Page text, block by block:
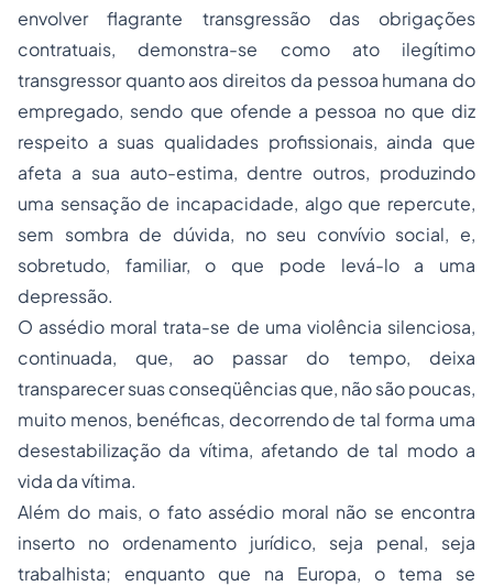
envolver flagrante transgressão das obrigações
contratuais, demonstra-se como ato ilegítimo
transgressor quanto aos direitos da pessoa humana do
empregado, sendo que ofende a pessoa no que diz
respeito a suas qualidades profissionais, ainda que
afeta a sua auto-estima, dentre outros, produzindo
uma sensação de incapacidade, algo que repercute,
sem sombra de dúvida, no seu convívio social, e,
sobretudo, familiar, o que pode levá-lo a uma
depressão.
O assédio moral trata-se de uma violência silenciosa,
continuada, que, ao passar do tempo, deixa
transparecer suas conseqüências que, não são poucas,
muito menos, benéficas, decorrendo de tal forma uma
desestabilização da vítima, afetando de tal modo a
vida da vítima.
Além do mais, o fato assédio moral não se encontra
inserto no ordenamento jurídico, seja penal, seja
trabalhista; enquanto que na Europa, o tema se